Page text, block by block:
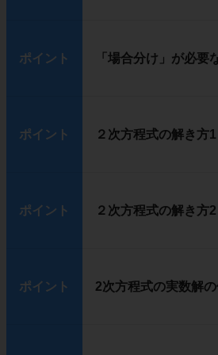
ポイント 「場合分け」が必要
ポイント ２次方程式の解き方1
ポイント ２次方程式の解き方2
ポイント 2次方程式の実数解